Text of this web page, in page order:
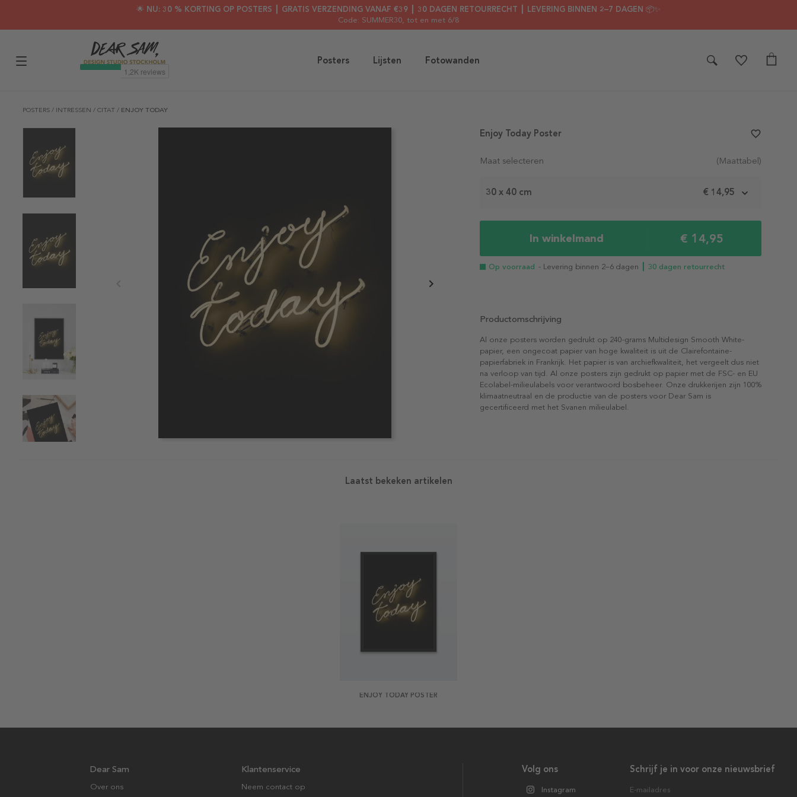
🌟 NU: 30 % KORTING OP POSTERS ┃ GRATIS VERZENDING VANAF €39 ┃ 30 DAGEN RETOURRECHT ┃ LEVERING BINNEN 2–7 DAGEN 📦✨
Code: SUMMER30, tot en met 6/8
Posters Lijsten Fotowanden
POSTERS / INTRESSEN / CITAT / ENJOY TODAY
Maat selecteren (Maattabel)
30 x 40 cm € 14,95
In winkelmand € 14,95
Op voorraad - Levering binnen 2–6 dagen ┃ 30 dagen retourrecht
Enjoy Today Poster favorite_border
Productomschrijving
Al onze posters worden gedrukt op 240-grams Multidesign Smooth White-
papier, een ongecoat papier van hoge kwaliteit is uit de Clairefontaine-
papierfabriek in Frankrijk. Het papier is van archiefkwaliteit, het vergeelt dus niet
na verloop van tijd. Al onze posters zijn gedrukt op papier met de FSC- en EU
Ecolabel-milieulabels voor verantwoord bosbeheer. Onze drukkerijen zijn 100%
klimaatneutraal en de productie van de posters voor Dear Sam is
gecertificeerd met het Svanen milieulabel.
Laatst bekeken artikelen
ENJOY TODAY POSTER
Schrijf je in voor onze nieuwsbrief
E-mailadres
Volg ons
Instagram
Dear Sam
Over ons
Klantenservice
Neem contact op